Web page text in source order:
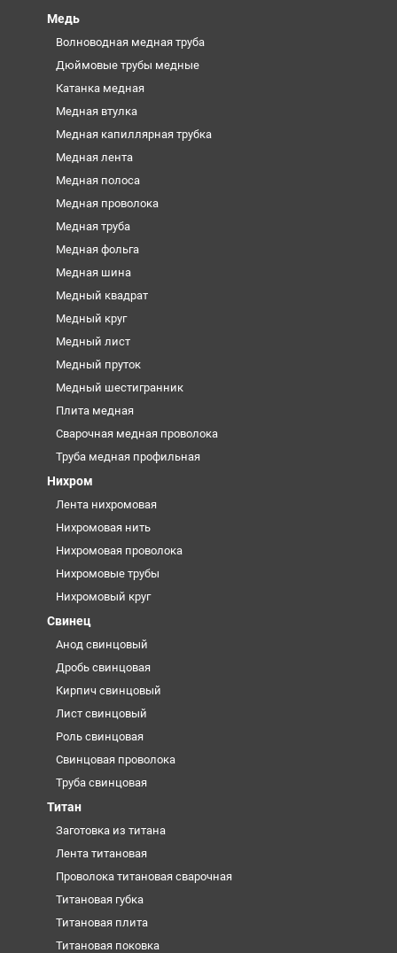
Медь
Волноводная медная труба
Дюймовые трубы медные
Катанка медная
Медная втулка
Медная капиллярная трубка
Медная лента
Медная полоса
Медная проволока
Медная труба
Медная фольга
Медная шина
Медный квадрат
Медный круг
Медный лист
Медный пруток
Медный шестигранник
Плита медная
Сварочная медная проволока
Труба медная профильная
Нихром
Лента нихромовая
Нихромовая нить
Нихромовая проволока
Нихромовые трубы
Нихромовый круг
Свинец
Анод свинцовый
Дробь свинцовая
Кирпич свинцовый
Лист свинцовый
Роль свинцовая
Свинцовая проволока
Труба свинцовая
Титан
Заготовка из титана
Лента титановая
Проволока титановая сварочная
Титановая губка
Титановая плита
Титановая поковка